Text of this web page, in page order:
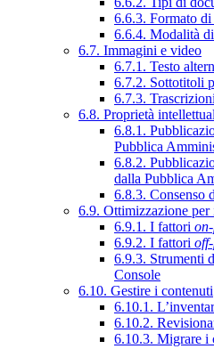
6.6.3. Formato
6.6.4. Modalità
6.7. Immagini e video
6.7.1. Testo
6.7.2. Sottotitoli
6.7.3.
6.8. Proprietà
6.8.1.
Pubblica
6.8.2.
dalla Pubblica
6.8.3. Consenso
6.9. Ottimizzazione
6.9.1. I fattori
6.9.2. I fattori
6.9.3. Strumenti
Console
6.10. Gestire i contenuti
6.10.1.
6.10.2.
6.10.3. Migrare i